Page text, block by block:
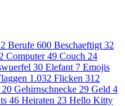
2 Berufe 600 Beschaeftigt 32
Computer 49 Couch 24
30 Elefant 7 Emojis
1.032 Flicken 312
20 Gehirnschnecke 29 Geld 4
46 Heiraten 23 Hello Kitty